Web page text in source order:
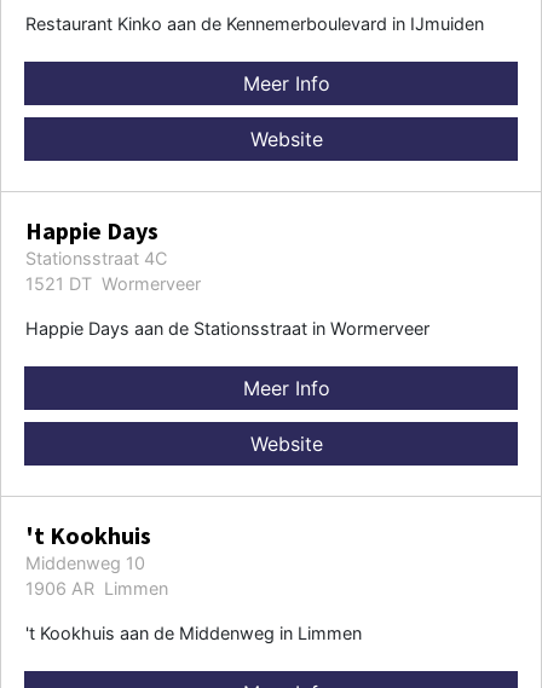
Restaurant Kinko aan de Kennemerboulevard in IJmuiden
Meer Info
Website
Happie Days
Stationsstraat 4C
1521 DT Wormerveer
Happie Days aan de Stationsstraat in Wormerveer
Meer Info
Website
't Kookhuis
Middenweg 10
1906 AR Limmen
't Kookhuis aan de Middenweg in Limmen